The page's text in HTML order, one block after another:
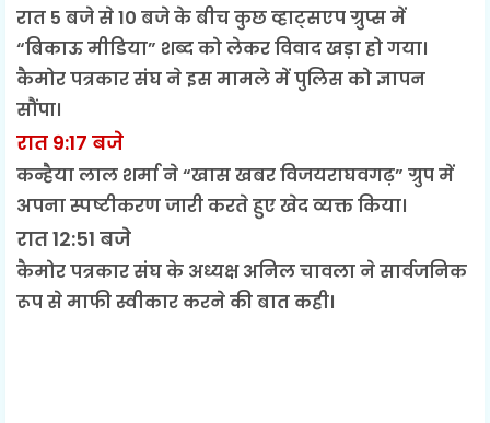
रात 5 बजे से 10 बजे के बीच कुछ व्हाट्सएप ग्रुप्स में
“बिकाऊ मीडिया” शब्द को लेकर विवाद खड़ा हो गया।
कैमोर पत्रकार संघ ने इस मामले में पुलिस को ज्ञापन
सौंपा।
रात 9:17 बजे
कन्हैया लाल शर्मा ने “खास खबर विजयराघवगढ़” ग्रुप में
अपना स्पष्टीकरण जारी करते हुए खेद व्यक्त किया।
रात 12:51 बजे
कैमोर पत्रकार संघ के अध्यक्ष अनिल चावला ने सार्वजनिक
रूप से माफी स्वीकार करने की बात कही।